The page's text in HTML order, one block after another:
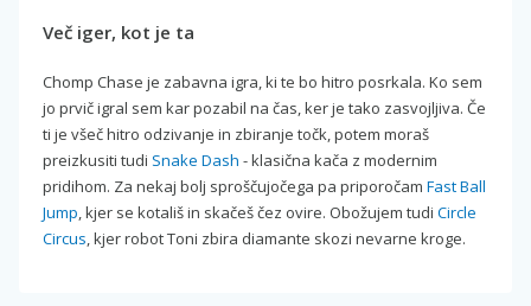
Več iger, kot je ta
Chomp Chase je zabavna igra, ki te bo hitro posrkala. Ko sem
jo prvič igral sem kar pozabil na čas, ker je tako zasvojljiva. Če
ti je všeč hitro odzivanje in zbiranje točk, potem moraš
preizkusiti tudi Snake Dash - klasična kača z modernim
pridihom. Za nekaj bolj sproščujočega pa priporočam Fast Ball
Jump, kjer se kotališ in skačeš čez ovire. Obožujem tudi Circle
Circus, kjer robot Toni zbira diamante skozi nevarne kroge.